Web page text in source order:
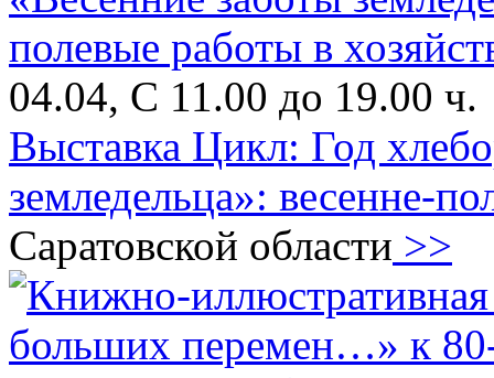
04.04, С 11.00 до 19.00 ч.
Выставка Цикл: Год
земледельца»: весенне-
Саратовской области >>